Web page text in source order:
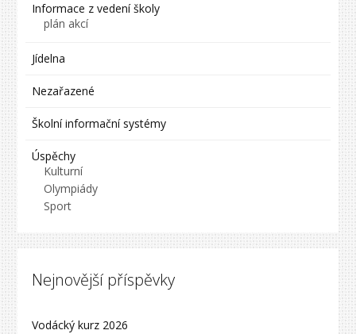
Informace z vedení školy
plán akcí
Jídelna
Nezařazené
Školní informační systémy
Úspěchy
Kulturní
Olympiády
Sport
Nejnovější příspěvky
Vodácký kurz 2026